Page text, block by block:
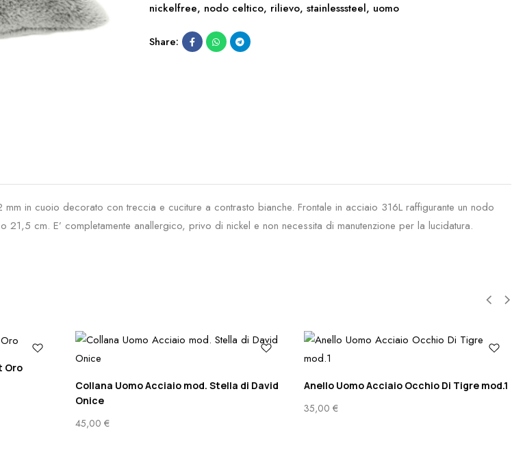
nickelfree, nodo celtico, rilievo, stainlesssteel, uomo
Share:
in cuoio decorato con treccia e cuciture a contrasto bianche. Frontale in acciaio 316L raffigurante un nodo
cm. E’ completamente anallergico, privo di nickel e non necessita di manutenzione per la lucidatura.
Oro
Collana Uomo Acciaio mod. Stella di David
Onice
45,00 €
Anello Uomo Acciaio Occhio Di Tigre mod.1
35,00 €